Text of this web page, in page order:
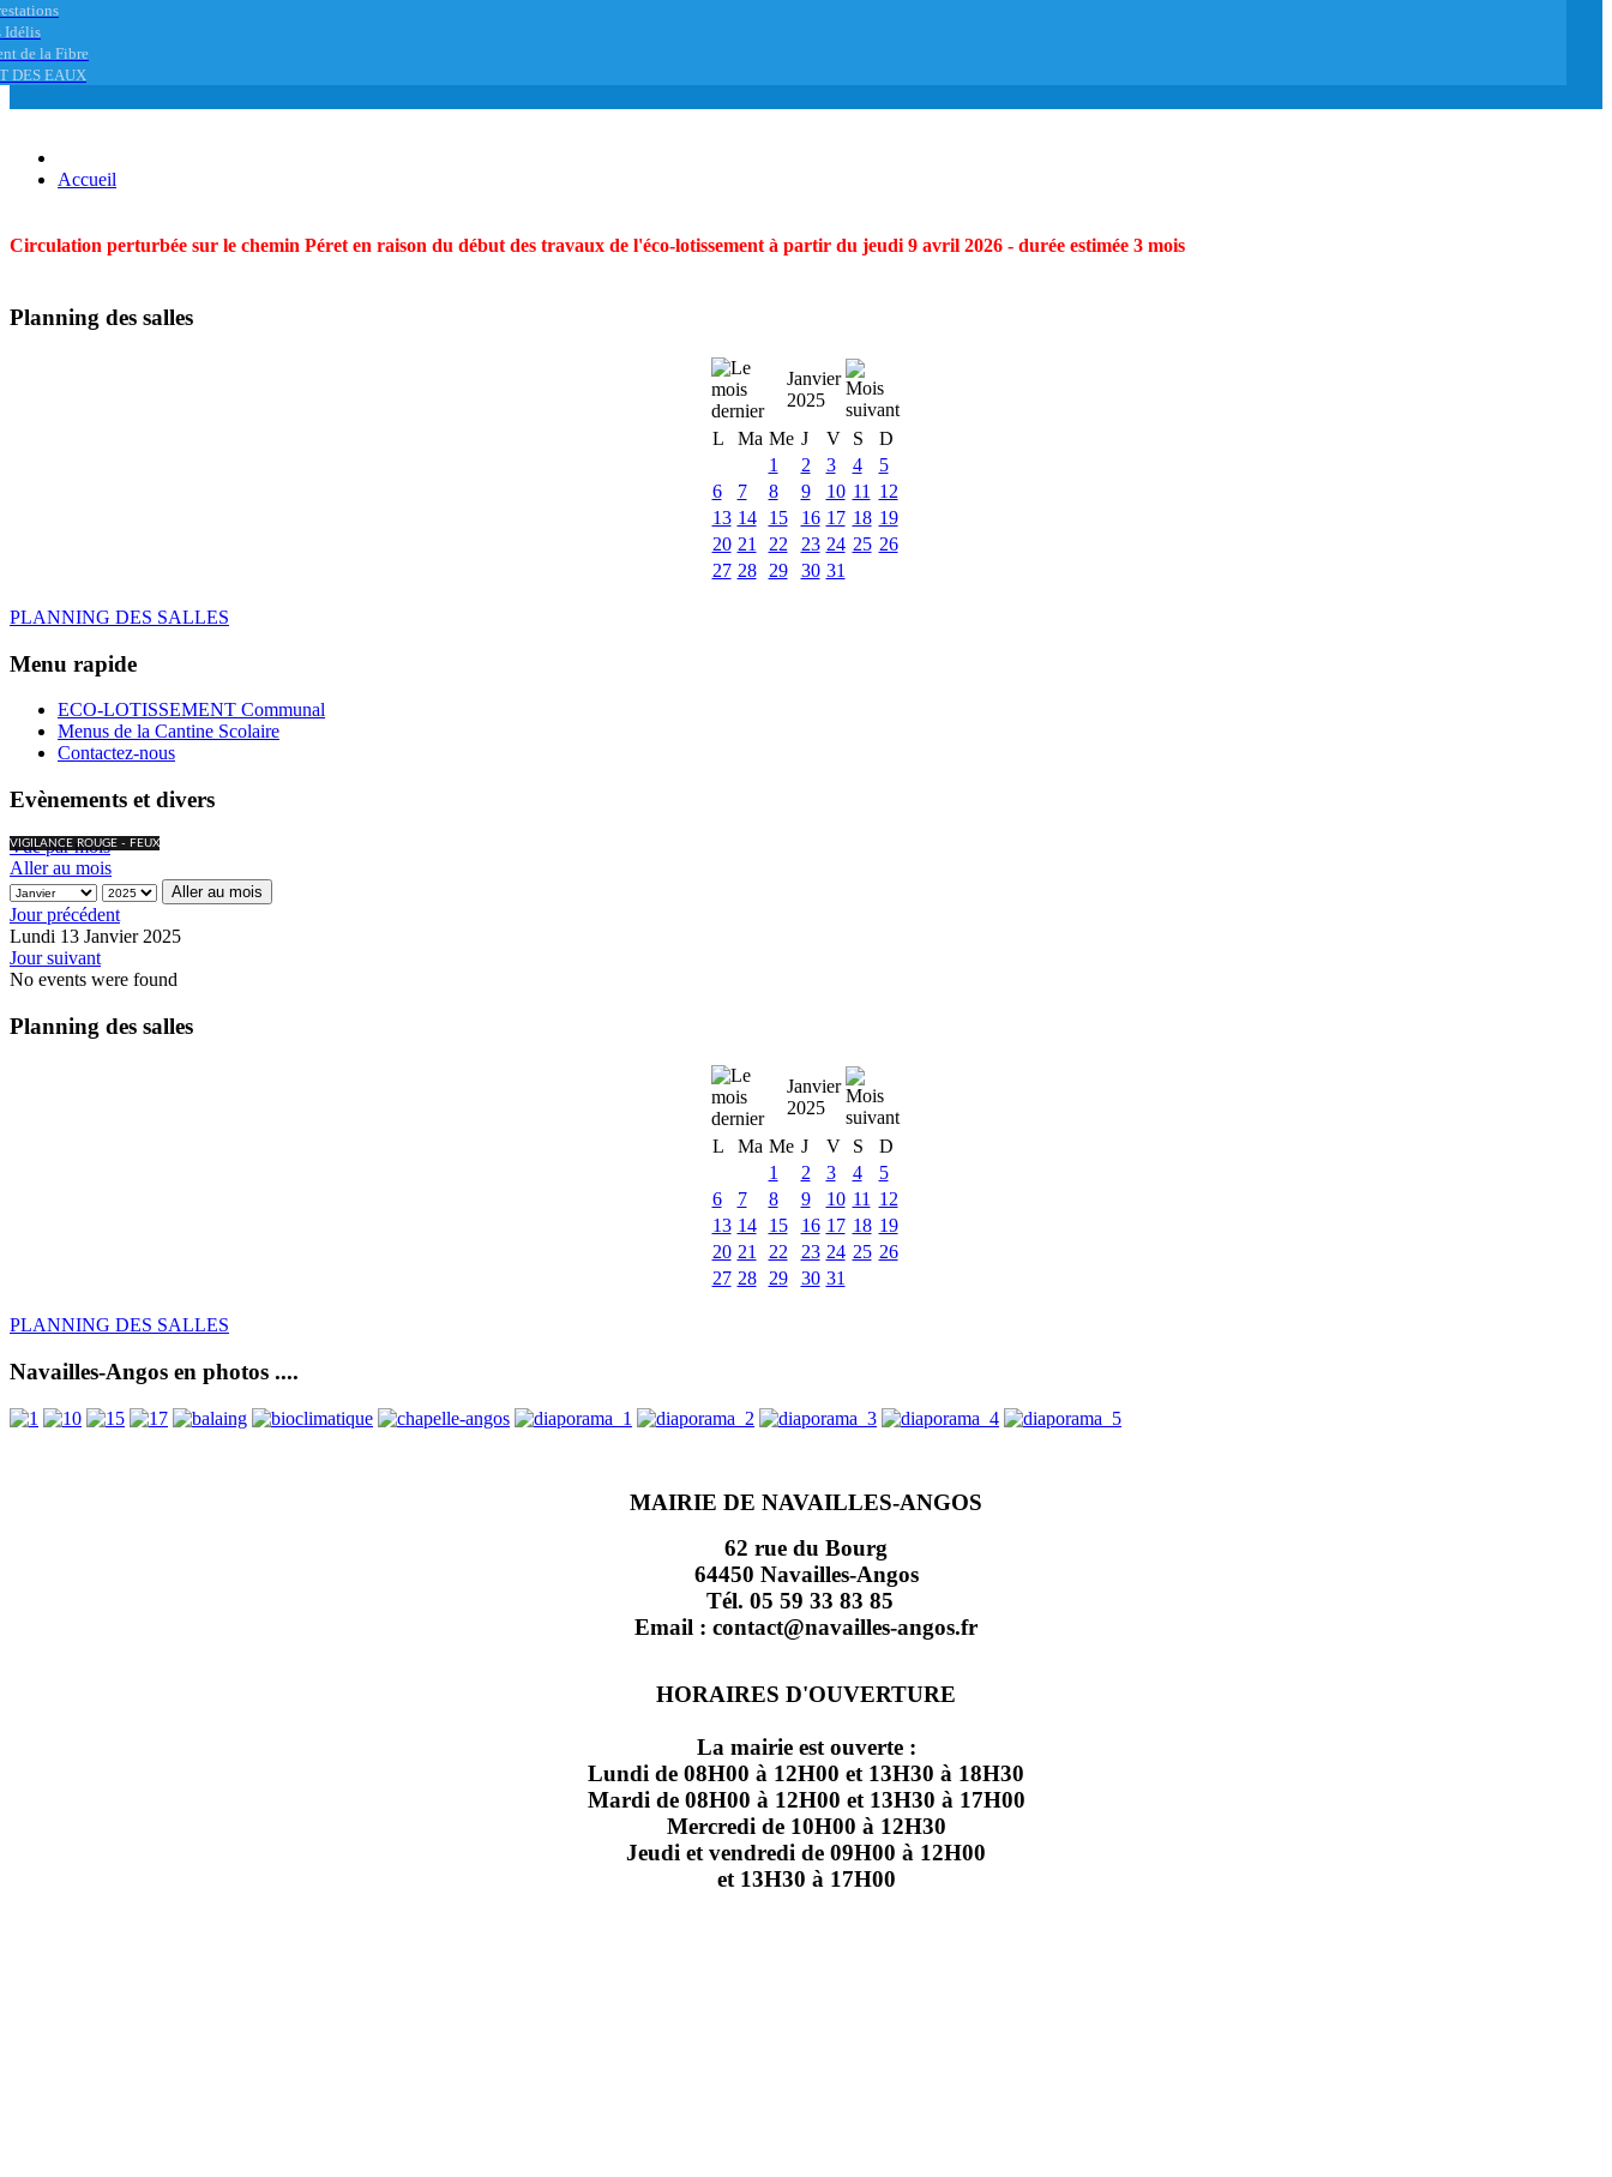
Idélis
de la Fibre
DES EAUX
Accueil
Circulation perturbée sur le chemin Péret en raison du début des travaux de l'éco-lotissement à partir du jeudi 9 avril 2026 - durée estimée 3 mois
Planning des salles
Janvier
2025
L
Ma Me J V S
D
1
2 3 4
5
6
7 8 9 10 11
12
13 14 15 16 17 18 19
20 21 22 23 24 25 26
27 28 29 30 31
PLANNING DES SALLES
Menu rapide
ECO-LOTISSEMENT Communal
Menus de la Cantine Scolaire
Contactez-nous
Evènements et divers
VIGILANCE ROUGE - FEUX
Vue par mois
Aller au mois
Aller au mois
Jour précédent
Lundi 13 Janvier 2025
Jour suivant
No events were found
Planning des salles
Janvier
2025
L
Ma Me J V S
D
1
2 3 4
5
6
7 8 9 10 11
12
13 14 15 16 17 18 19
20 21 22 23 24 25 26
27 28 29 30 31
PLANNING DES SALLES
Navailles-Angos en photos ....
MAIRIE DE NAVAILLES-ANGOS
62 rue du Bourg
64450 Navailles-Angos
Tél. 05 59 33 83 85
Email : contact@navailles-angos.fr
HORAIRES D'OUVERTURE
La mairie est ouverte :
Lundi de 08H00 à 12H00 et 13H30 à 18H30
Mardi de 08H00 à 12H00 et 13H30 à 17H00
Mercredi de 10H00 à 12H30
Jeudi et vendredi de 09H00 à 12H00
et 13H30 à 17H00